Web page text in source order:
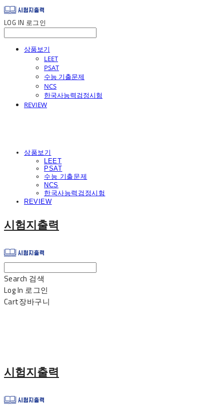
LOG IN 로그인
상품보기
LEET
PSAT
수능 기출문제
NCS
한국사능력검정시험
REVIEW
상품보기
LEET
PSAT
수능 기출문제
NCS
한국사능력검정시험
REVIEW
시험지출력
Search 검색
Log In 로그인
Cart장바구니
시험지출력